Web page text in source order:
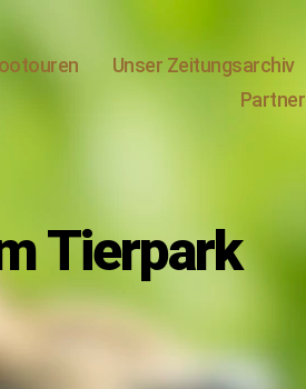
Unser Zeitungsarchiv
Partner
Tierpark